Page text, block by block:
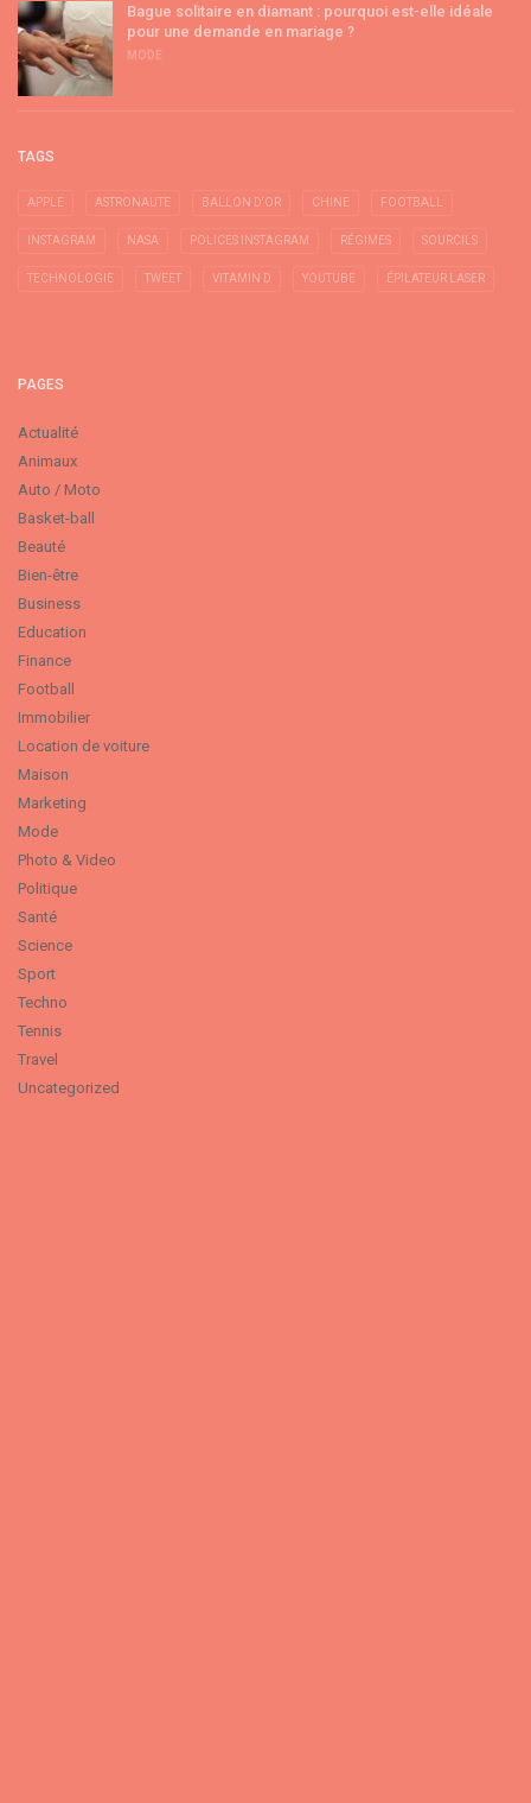
Bague solitaire en diamant : pourquoi est-elle idéale
pour une demande en mariage ?
MODE
TAGS
APPLE ASTRONAUTE BALLON D'OR CHINE FOOTBALL
INSTAGRAM NASA POLICES INSTAGRAM RÉGIMES SOURCILS
TECHNOLOGIE TWEET VITAMIN D YOUTUBE ÉPILATEUR LASER
PAGES
Actualité
Animaux
Auto / Moto
Basket-ball
Beauté
Bien-être
Business
Education
Finance
Football
Immobilier
Location de voiture
Maison
Marketing
Mode
Photo & Video
Politique
Santé
Science
Sport
Techno
Tennis
Travel
Uncategorized